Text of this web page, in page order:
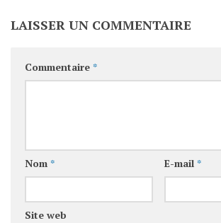
LAISSER UN COMMENTAIRE
Commentaire *
Nom * E-mail *
Site web